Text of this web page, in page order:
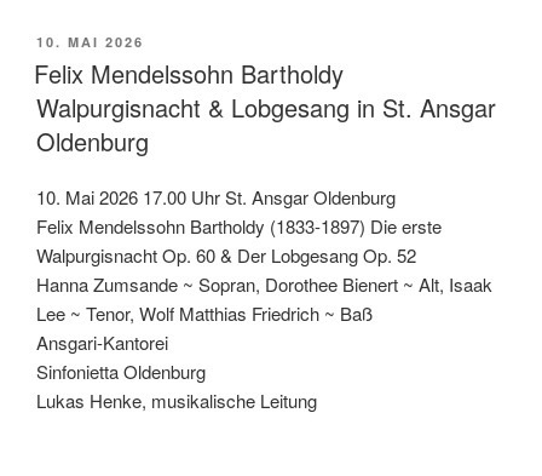
VERÖFFENTLICHT
AM
10. MAI 2026
Felix Mendelssohn Bartholdy
Walpurgisnacht & Lobgesang in St. Ansgar
Oldenburg
10. Mai 2026 17.00 Uhr St. Ansgar Oldenburg
Felix Mendelssohn Bartholdy (1833-1897) Die erste
Walpurgisnacht Op. 60 & Der Lobgesang Op. 52
Hanna Zumsande ~ Sopran, Dorothee Bienert ~ Alt, Isaak
Lee ~ Tenor, Wolf Matthias Friedrich ~ Baß
Ansgari-Kantorei
Sinfonietta Oldenburg
Lukas Henke, musikalische Leitung